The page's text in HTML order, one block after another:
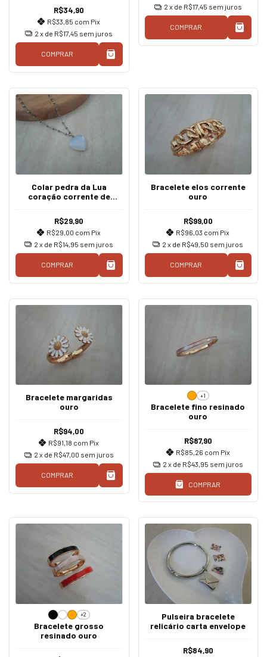
R$34,90
R$33,85 com Pix
2 x de R$17,45 sem juros
COMPRAR
2 x de R$17,45 sem juros
COMPRAR
Colar pedra da Lua
coração corrente de
R$29,90
R$29,00 com Pix
2 x de R$14,95 sem juros
COMPRAR
Bracelete elos corrente
ouro
R$99,00
R$96,03 com Pix
2 x de R$49,50 sem juros
COMPRAR
Bracelete margaridas
ouro
R$94,00
R$91,18 com Pix
2 x de R$47,00 sem juros
COMPRAR
+1
Bracelete fino resinado
ouro
R$87,90
R$85,26 com Pix
2 x de R$43,95 sem juros
COMPRAR
+2
Bracelete grosso
resinado ouro
Pulseira bracelete
relicário carta envelope
R$84,90